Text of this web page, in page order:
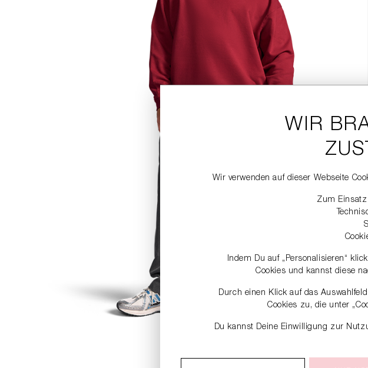
WIR
Wir verwenden auf dieser Webseite
Zum
Indem Du auf „Personalisieren“
Cookies und kannst diese
Durch einen Klick auf das
Cookies zu, die unter
Du kannst Deine Einwilligung zur